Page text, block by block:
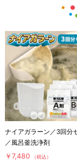
ナイアガラーン／3回分
／風呂釜洗浄剤
￥7,480 （税込）